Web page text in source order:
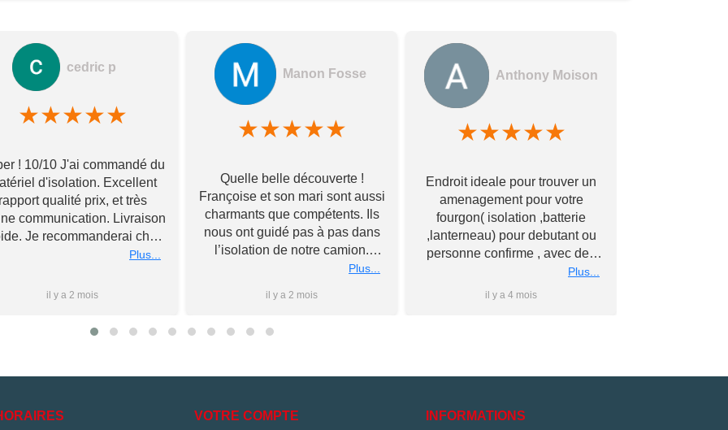
cedric p
★★★★★
! 10/10 J'ai commandé du
d'isolation. Excellent
qualité prix, et très
communication. Livraison
Je recommanderai chez
Toupourvan ! Merci bcpPlus...
il y a 2 mois
Manon Fosse
★★★★★
Quelle belle découverte !
Françoise et son mari sont aussi
charmants que compétents. Ils
nous ont guidé pas à pas dans
l’isolation de notre camion.
Souriants et à l’écoute, ils nous
conseils et n’ont pas hésité à
magasin pour nous conseiller
nous forcer la main sur de
poursuivrons l’aventure de
Plus...
il y a 2 mois
Anthony Moison
★★★★★
Endroit ideale pour trouver un
amenagement pour votre
fourgon( isolation ,batterie
,lanterneau) pour debutant ou
personne confirme , avec des
conseils personnalise et prix
super competitif A recommander
Plus...
il y a 4 mois
VOTRE COMPTE INFORMATIONS